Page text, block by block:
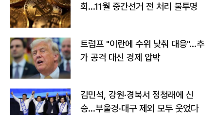
회…11월 중간선거 전 처리 불투명
트럼프 "이란에 수위 낮춰 대응"…추
가 공격 대신 경제 압박
김민석, 강원·경북서 정청래에 신
승…부울경·대구 제외 모두 웃었다